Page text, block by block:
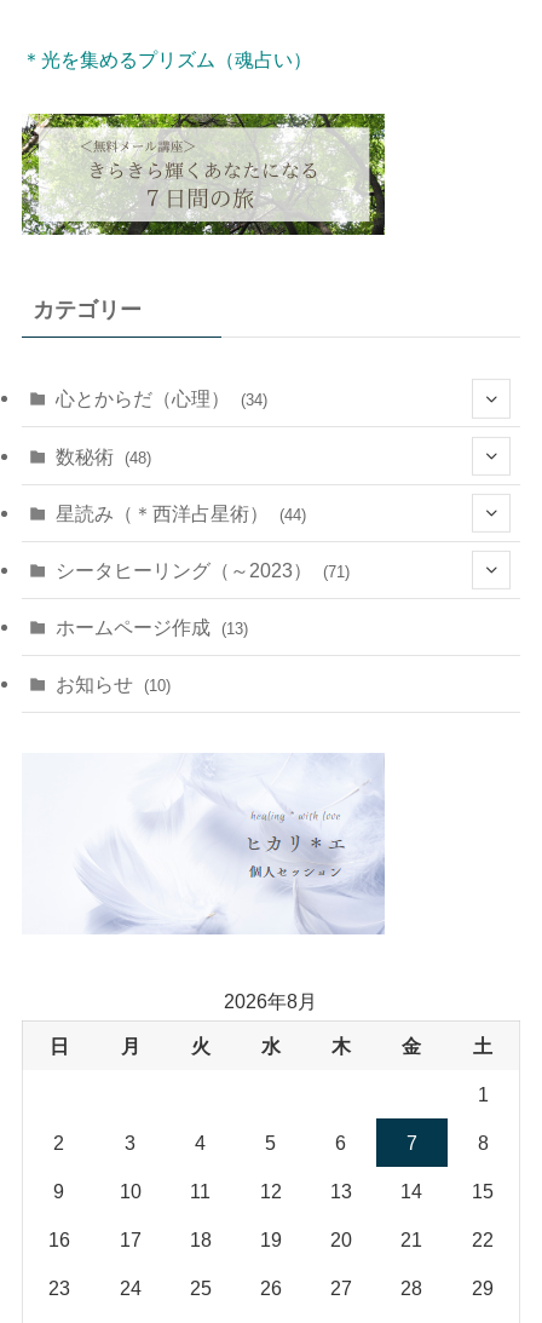
＊光を集めるプリズム（魂占い）
カテゴリー
心とからだ（心理） (34)
(1)
(22)
(7)
(4)
(7)
数秘術 (48)
(11)
(10)
(15)
星読み（＊西洋占星術） (44)
(11)
(8)
シータヒーリング（～2023） (71)
(14)
(18)
ホームページ作成 (13)
お知らせ (10)
2026年8月
日 月 火 水 木 金 土
1
2 3 4 5 6 7 8
9 10 11 12 13 14 15
16 17 18 19 20 21 22
23 24 25 26 27 28 29